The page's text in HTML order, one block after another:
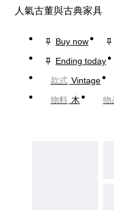
人氣古董與古典家具
Buy now
Ending today
款式 Vintage
物料 木 物